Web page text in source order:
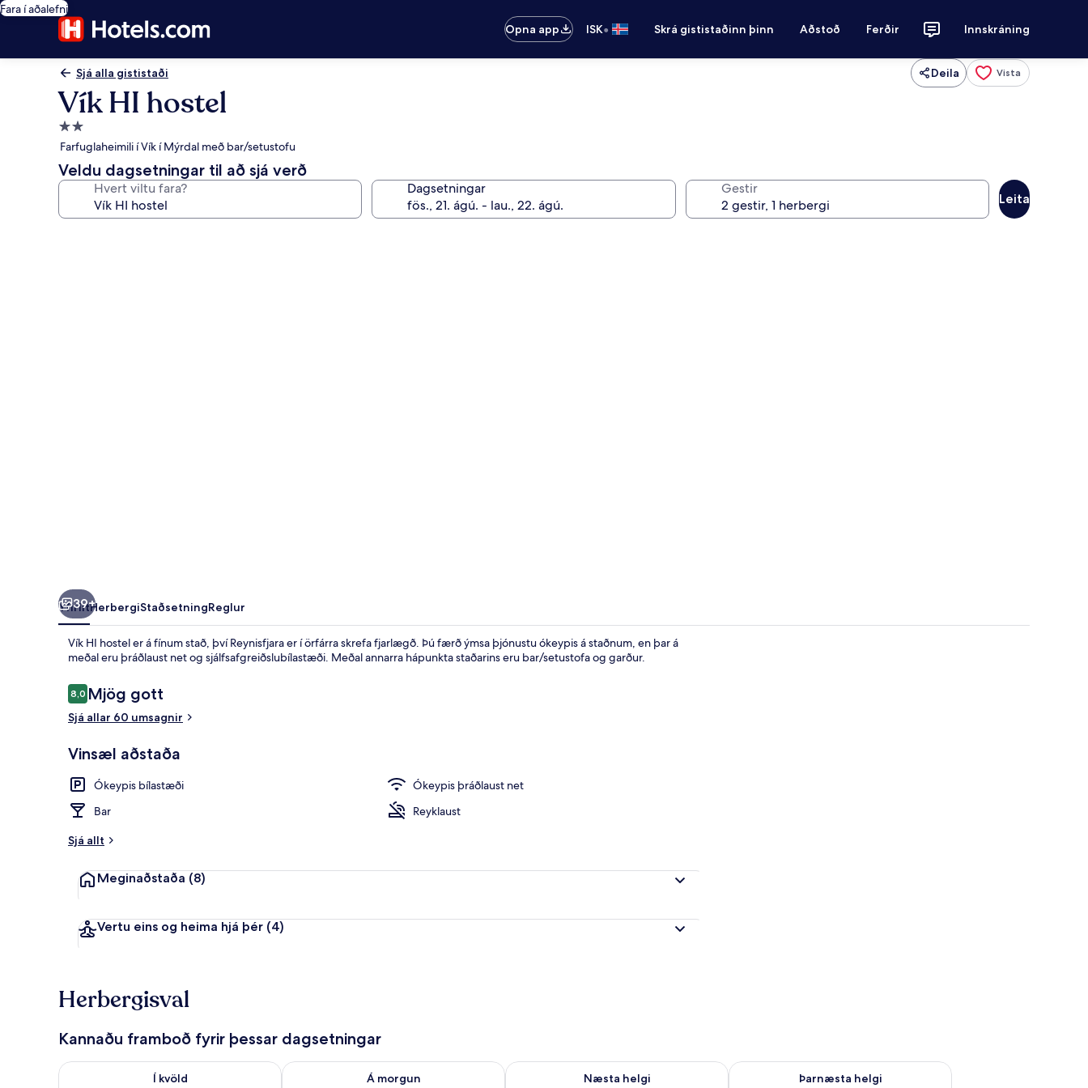
Fara í aðalefni
Opna app
ISK• Skrá gististaðinn þinn Aðstoð Ferðir Innskráning
Sjá alla gististaði Deila Vista
Vík HI hostel
2.0
stjörnu
gististaður
Farfuglaheimili í Vík í Mýrdal með bar/setustofu
Veldu dagsetningar til að sjá verð
Hvert viltu fara? Dagsetningar Gestir
Leita
Framhlið gististaðar – að kvöld-/næturlagi
39+
YfirlitHerbergiStaðsetningReglur
Vík HI hostel er á fínum stað, því Reynisfjara er í örfárra skrefa fjarlægð. Þú færð ýmsa þjónustu ókeypis á staðnum, en þar á
meðal eru þráðlaust net og sjálfsafgreiðslubílastæði. Meðal annarra hápunkta staðarins eru bar/setustofa og garður.
Umsagnir
8,08,0 af 10
Mjög gott
Sjá allar 60 umsagnir
Vinsæl aðstaða
Ókeypis bílastæði
Ókeypis þráðlaust net
Bar
Reyklaust
Sjá allt
Meginaðstaða (8)
Vertu eins og heima hjá þér (4)
Herbergisval
Kannaðu framboð fyrir þessar dagsetningar
Í kvöld
Athuga framboð í kvöld ágú. 7 - ágú. 8
Á morgun
Athuga framboð á morgun ágú. 8 - ágú. 9
Næsta helgi
Athuga framboð næstu helgi ágú. 7 - ágú. 9
Þarnæsta helgi
Athuga framboð þarnæstu helgi ágú. 14 - ágú. 16